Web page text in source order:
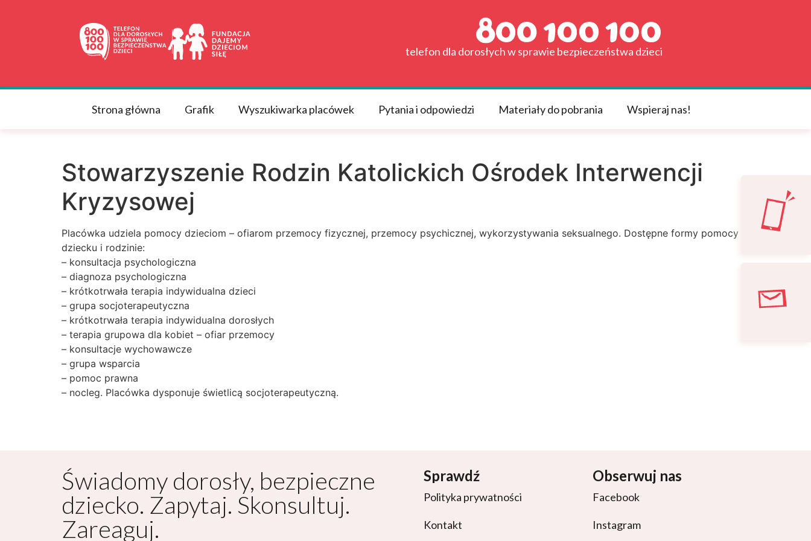
telefon dla dorosłych w sprawie bezpieczeństwa dzieci
Strona główna Grafik Wyszukiwarka placówek Pytania i odpowiedzi Materiały do pobrania Wspieraj nas!
Stowarzyszenie Rodzin Katolickich Ośrodek Interwencji
Kryzysowej
Placówka udziela pomocy dzieciom – ofiarom przemocy fizycznej, przemocy psychicznej, wykorzystywania seksualnego. Dostępne formy pomocy
dziecku i rodzinie:
– konsultacja psychologiczna
– diagnoza psychologiczna
– krótkotrwała terapia indywidualna dzieci
– grupa socjoterapeutyczna
– krótkotrwała terapia indywidualna dorosłych
– terapia grupowa dla kobiet – ofiar przemocy
– konsultacje wychowawcze
– grupa wsparcia
– pomoc prawna
– nocleg. Placówka dysponuje świetlicą socjoterapeutyczną.
Świadomy dorosły, bezpieczne
dziecko. Zapytaj. Skonsultuj.
Zareaguj.
Sprawdź
Polityka prywatności
Kontakt
Obserwuj nas
Facebook
Instagram